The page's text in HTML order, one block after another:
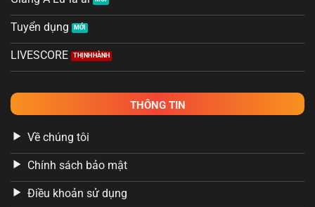
Tuyển dụng
LIVESCORE
THÔNG TIN
Về chúng tôi
Chính sách bảo mật
Điều khoản sử dụng